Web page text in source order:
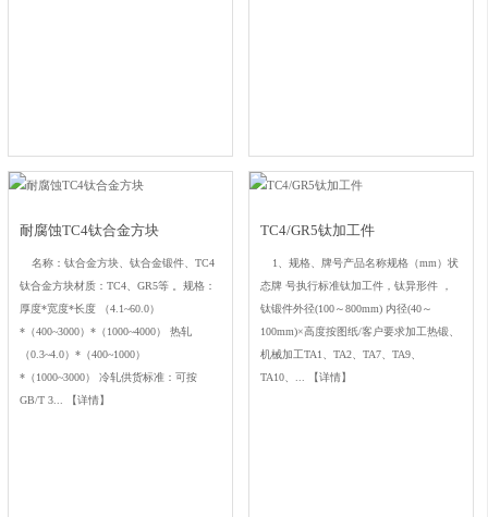
耐腐蚀TC4钛合金方块
名称：钛合金方块、钛合金锻件、TC4
钛合金方块材质：TC4、GR5等 。规格：
厚度*宽度*长度 （4.1~60.0）
*（400~3000）*（1000~4000） 热轧
（0.3~4.0）*（400~1000）
*（1000~3000） 冷轧供货标准：可按
GB/T 3...
【详情】
TC4/GR5钛加工件
1、规格、牌号产品名称规格（mm）状
态牌 号执行标准钛加工件，钛异形件 ，
钛锻件外径(100～800mm) 内径(40～
100mm)×高度按图纸/客户要求加工热锻、
机械加工TA1、TA2、TA7、TA9、
TA10、...
【详情】